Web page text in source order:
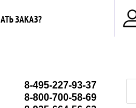
ЗАКАЗ?
8-495-227-93-37
8-800-700-58-69